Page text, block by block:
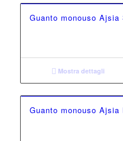
Guanto monouso Ajsia
Mostra dettagli
Guanto monouso Ajsia